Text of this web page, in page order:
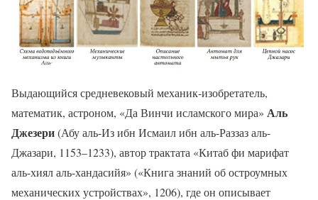
Выдающийся средневековый механик-изобретатель,
математик, астроном, «Да Винчи исламского мира» Аль
Джезери(Абу аль-Из ибн Исмаил ибн аль-Раззаз аль-
Джазари, 1153–1233), автор трактата «Китаб фи марифат
аль-хиял аль-хандасийя» («Книга знаний об остроумных
механических устройствах», 1206), где он описывает